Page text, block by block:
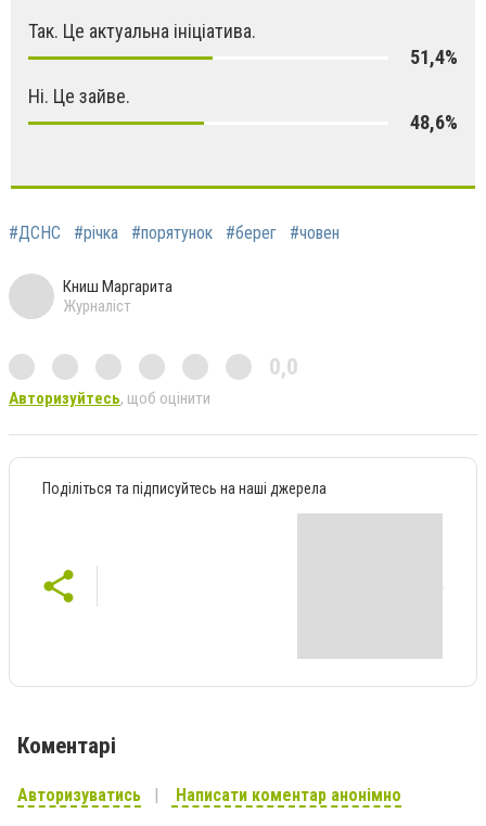
Так. Це актуальна ініціатива.
51,4%
Ні. Це зайве.
48,6%
#ДСНС #річка #порятунок #берег #човен
Книш Маргарита
Журналіст
0,0
Авторизуйтесь, щоб оцінити
Поділіться та підписуйтесь на наші джерела
Коментарі
Авторизуватись Написати коментар анонімно